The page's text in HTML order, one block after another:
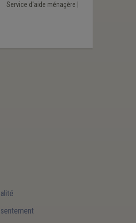
Service d'aide ménagère